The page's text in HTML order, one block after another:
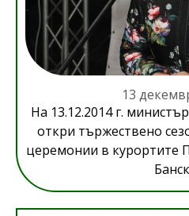
13
На 13.12.2014 г.
откри тържествено
церемонии в курортите